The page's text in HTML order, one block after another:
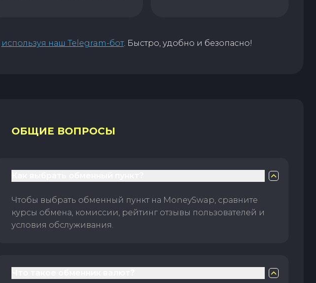
используя наш Telegram-бот. Быстро, удобно и безопасно!
ОБЩИЕ ВОПРОСЫ
Чтобы выбрать обменный пункт на MoneySwap, сравните
курсы обмена, комиссии, рейтинг отзывы пользователей и
условия обслуживания.